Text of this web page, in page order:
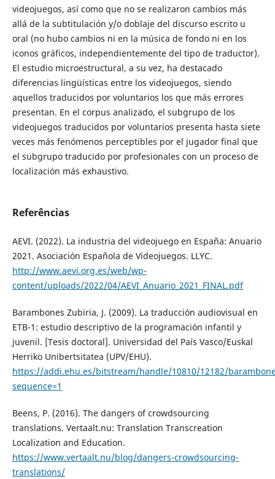
videojuegos, así como que no se realizaron cambios más
allá de la subtitulación y/o doblaje del discurso escrito u
oral (no hubo cambios ni en la música de fondo ni en los
iconos gráficos, independientemente del tipo de traductor).
El estudio microestructural, a su vez, ha destacado
diferencias lingüísticas entre los videojuegos, siendo
aquellos traducidos por voluntarios los que más errores
presentan. En el corpus analizado, el subgrupo de los
videojuegos traducidos por voluntarios presenta hasta siete
veces más fenómenos perceptibles por el jugador final que
el subgrupo traducido por profesionales con un proceso de
localización más exhaustivo.
Referências
AEVI. (2022). La industria del videojuego en España: Anuario
2021. Asociación Española de Videojuegos. LLYC.
http://www.aevi.org.es/web/wp-
content/uploads/2022/04/AEVI_Anuario_2021_FINAL.pdf
Barambones Zubiria, J. (2009). La traducción audiovisual en
ETB-1: estudio descriptivo de la programación infantil y
juvenil. [Tesis doctoral]. Universidad del País Vasco/Euskal
Herriko Unibertsitatea (UPV/EHU).
https://addi.ehu.es/bitstream/handle/10810/12182/
sequence=1
Beens, P. (2016). The dangers of crowdsourcing
translations. Vertaalt.nu: Translation Transcreation
Localization and Education.
https://www.vertaalt.nu/blog/dangers-crowdsourcing-
translations/